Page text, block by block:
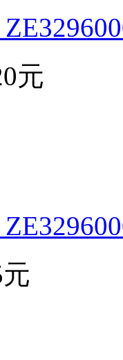
元